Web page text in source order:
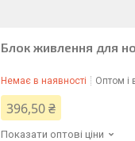
Блок живлення для
Немає в наявності Оптом і
396,50 ₴
Показати оптові ціни